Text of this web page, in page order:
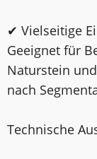
✔ Vielseitige
Geeignet für
Naturstein
nach
Technische